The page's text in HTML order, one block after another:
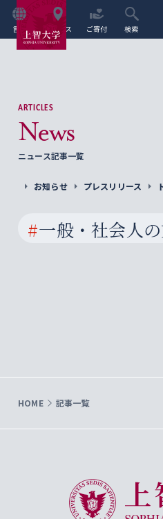
言語 アクセス ご寄付 検索
ARTICLES
News
ニュース記事一覧
お知らせ プレスリリース
#一般・社会人
HOME 記事一覧
上智大学